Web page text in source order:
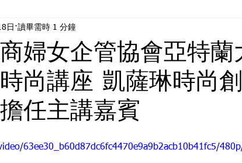
婦女企管協會亞特蘭
尚講座 凱薩琳時尚
任主講嘉賓
日 讀畢需時 1 分鐘
63ee30_b60d87dc6fc4470e9a9b2acb10b41fc5/